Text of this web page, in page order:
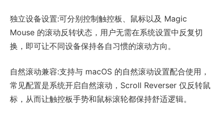
独立设备设置:可分别控制触控板、鼠标以及 Magic
Mouse 的滚动反转状态，用户无需在系统设置中反复切
换，即可让不同设备保持各自习惯的滚动方向。
自然滚动兼容:支持与 macOS 的自然滚动设置配合使用，
常见配置是系统开启自然滚动，Scroll Reverser 仅反转鼠
标，从而让触控板手势和鼠标滚轮都保持舒适逻辑。